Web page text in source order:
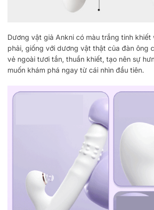
Dương vật giả Ankni có màu trắng tinh
phải, giống với dương vật thật của đàn ông
vẻ ngoài tươi tắn, thuần khiết, tạo nên sự
muốn khám phá ngay từ cái nhìn đầu tiên.